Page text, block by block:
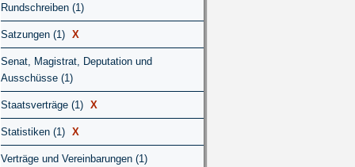
Rundschreiben (1)
Satzungen (1) X
Senat, Magistrat, Deputation und
Ausschüsse (1)
Staatsverträge (1) X
Statistiken (1) X
Verträge und Vereinbarungen (1)